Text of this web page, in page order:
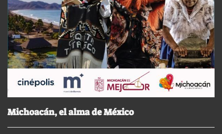
Michoacán, el alma de México